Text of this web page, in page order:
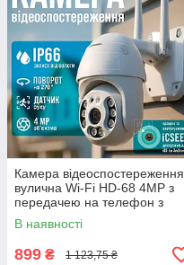
Камера відеоспостереження
вулична Wi-Fi HD-68 4MP з
передачею на телефон з
нічним режимом
В наявності
899 ₴ 1 123,75 ₴